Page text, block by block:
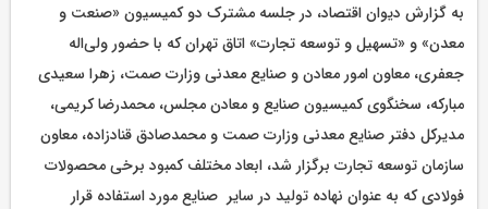
به گزارش دیوان اقتصاد، در جلسه مشترک دو کمیسیون «صنعت و
معدن» و «تسهیل و توسعه تجارت» اتاق تهران که با حضور ولی‌اله
جعفری، معاون امور معادن و صنایع معدنی وزارت صمت، زهرا سعیدی
مبارکه، سخنگوی کمیسیون صنایع و معادن مجلس، محمدرضا کریمی،
مدیرکل دفتر صنایع معدنی وزارت صمت و محمدصادق قنادزاده، معاون
سازمان توسعه تجارت برگزار شد، ابعاد مختلف کمبود برخی محصولات
فولادی که به عنوان نهاده تولید در سایر صنایع مورد استفاده قرار